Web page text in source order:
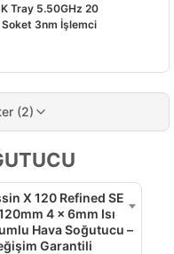
Tray 5.50GHz 20
3nm İşlemci
(2)
X 120 Refined SE
4 x 6mm Isı
Hava Soğutucu –
Garantili